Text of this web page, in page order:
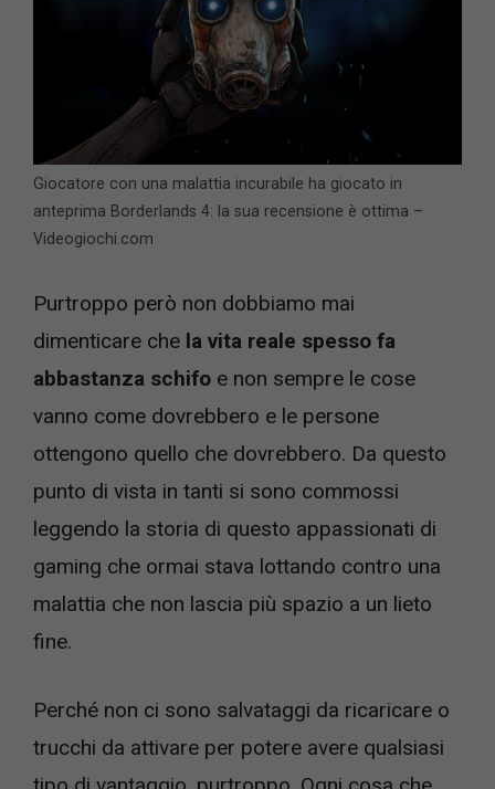
Giocatore con una malattia incurabile ha giocato in
anteprima Borderlands 4: la sua recensione è ottima –
Videogiochi.com
Purtroppo però non dobbiamo mai
dimenticare che la vita reale spesso fa
abbastanza schifo e non sempre le cose
vanno come dovrebbero e le persone
ottengono quello che dovrebbero. Da questo
punto di vista in tanti si sono commossi
leggendo la storia di questo appassionati di
gaming che ormai stava lottando contro una
malattia che non lascia più spazio a un lieto
fine.
Perché non ci sono salvataggi da ricaricare o
trucchi da attivare per potere avere qualsiasi